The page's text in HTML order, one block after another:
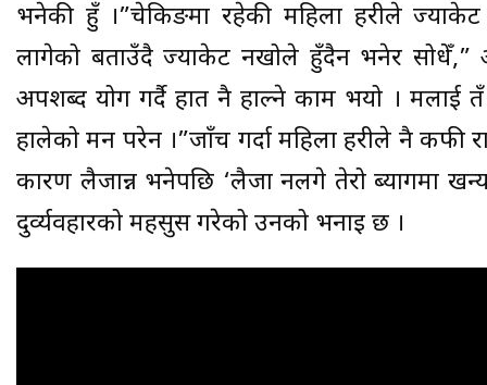
भनेकी हुँ ।”चेकिङमा रहेकी महिला प्रहरीले
लागेको बताउँदै ज्याकेट नखोले हुँदैन भनेर सोधेँ,”
अपशब्द प्रयोग गर्दै हात नै हाल्ने काम भयो । मलाई
हालेको मन परेन ।”जाँच गर्दा महिला प्रहरीले नै
कारण लैजान्न भनेपछि ‘लैजा नलगे तेरो ब्यागमा
दुर्व्यवहारको महसुस गरेको उनको भनाइ छ ।